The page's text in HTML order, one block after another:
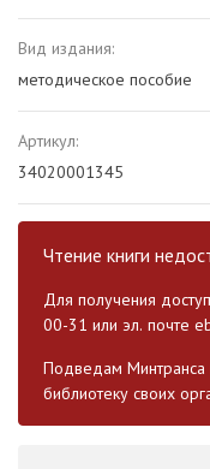
Вид издания:
методическое пособие
Артикул:
34020001345
Чтение книги
Для получения
00-31 или эл. почте
Подведам Минтранса
библиотеку своих